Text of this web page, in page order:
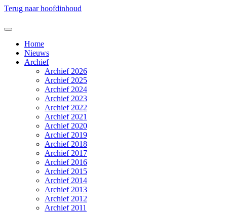
Terug naar hoofdinhoud
Home
Nieuws
Archief
Archief 2026
Archief 2025
Archief 2024
Archief 2023
Archief 2022
Archief 2021
Archief 2020
Archief 2019
Archief 2018
Archief 2017
Archief 2016
Archief 2015
Archief 2014
Archief 2013
Archief 2012
Archief 2011